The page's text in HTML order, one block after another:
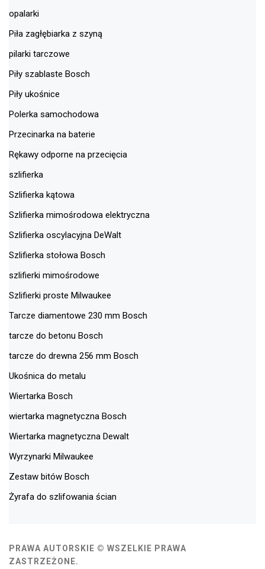
opalarki
Piła zagłębiarka z szyną
pilarki tarczowe
Piły szablaste Bosch
Piły ukośnice
Polerka samochodowa
Przecinarka na baterie
Rękawy odporne na przecięcia
szlifierka
Szlifierka kątowa
Szlifierka mimośrodowa elektryczna
Szlifierka oscylacyjna DeWalt
Szlifierka stołowa Bosch
szlifierki mimośrodowe
Szlifierki proste Milwaukee
Tarcze diamentowe 230 mm Bosch
tarcze do betonu Bosch
tarcze do drewna 256 mm Bosch
Ukośnica do metalu
Wiertarka Bosch
wiertarka magnetyczna Bosch
Wiertarka magnetyczna Dewalt
Wyrzynarki Milwaukee
Zestaw bitów Bosch
Żyrafa do szlifowania ścian
PRAWA AUTORSKIE © WSZELKIE PRAWA
ZASTRZEŻONE.